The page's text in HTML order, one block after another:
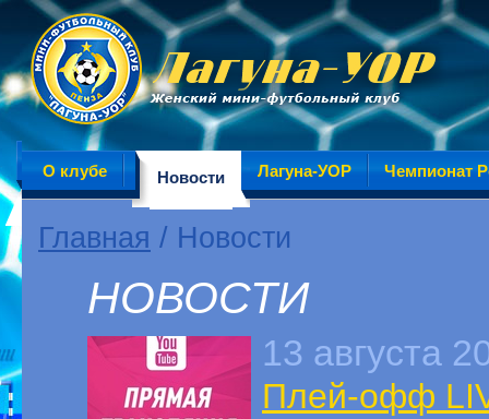
О клубе Новости Лагуна-УОР Чемпионат
Главная / Новости
НОВОСТИ
13 августа
Плей-офф